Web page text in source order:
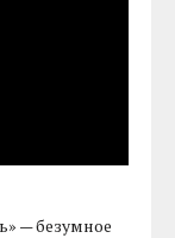
— безумное